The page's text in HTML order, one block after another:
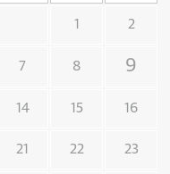
1 2
7 8 9
14 15 16
21 22 23